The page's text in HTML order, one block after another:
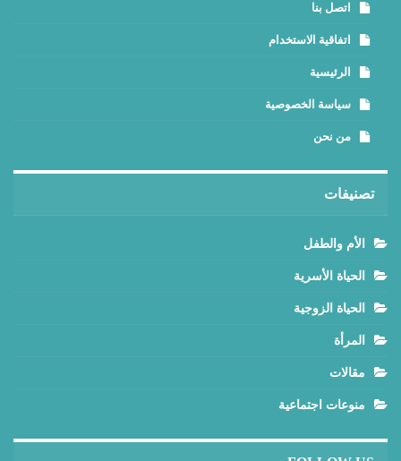
اتصل بنا
اتفاقية الاستخدام
الرئيسية
سياسة الخصوصية
من نحن
تصنيفات
الأم والطفل
الحياة الأسرية
الحياة الزوجية
المرأة
مقالات
منوعات اجتماعية